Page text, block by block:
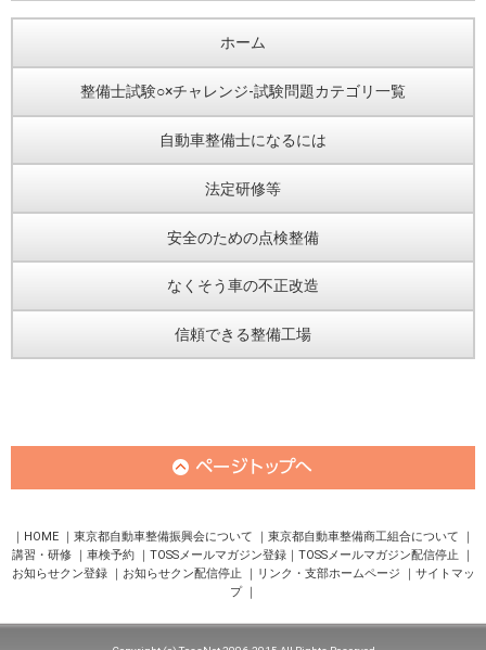
ホーム
整備士試験○×チャレンジ-試験問題カテゴリ一覧
自動車整備士になるには
法定研修等
安全のための点検整備
なくそう車の不正改造
信頼できる整備工場
HOME 東京都自動車整備振興会について
東京都自動車整備商工組合について
講習・研修
車検予約 TOSSメールマガジン登録
TOSSメールマガジン配信停止
お知らせクン登録
お知らせクン配信停止 リンク・支部ホームページ
サイトマッ
プ